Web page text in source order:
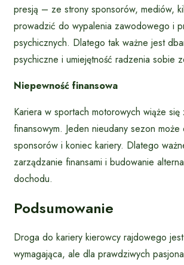
presją – ze strony sponsorów, mediów,
prowadzić do wypalenia zawodowego i
psychicznych. Dlatego tak ważne jest
psychiczne i umiejętność radzenia sobie
Niepewność finansowa
Kariera w sportach motorowych wiąże się
finansowym. Jeden nieudany sezon
sponsorów i koniec kariery. Dlatego
zarządzanie finansami i budowanie
dochodu.
Podsumowanie
Droga do kariery kierowcy rajdowego jest
wymagająca, ale dla prawdziwych